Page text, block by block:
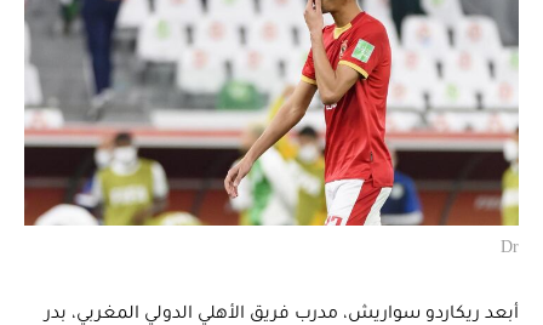
Dr
أبعد ريكاردو سواريش، مدرب فريق الأهلي الدولي المغربي، بدر